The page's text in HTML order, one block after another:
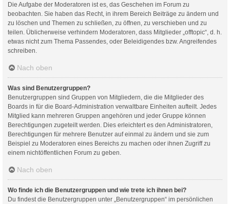
Die Aufgabe der Moderatoren ist es, das Geschehen im Forum zu
beobachten. Sie haben das Recht, in ihrem Bereich Beiträge zu ändern und
zu löschen und Themen zu schließen, zu öffnen, zu verschieben und zu
teilen. Üblicherweise verhindern Moderatoren, dass Mitglieder „offtopic“, d. h.
etwas nicht zum Thema Passendes, oder Beleidigendes bzw. Angreifendes
schreiben.
Nach oben
Was sind Benutzergruppen?
Benutzergruppen sind Gruppen von Mitgliedern, die die Mitglieder des
Boards in für die Board-Administration verwaltbare Einheiten aufteilt. Jedes
Mitglied kann mehreren Gruppen angehören und jeder Gruppe können
Berechtigungen zugeteilt werden. Dies erleichtert es den Administratoren,
Berechtigungen für mehrere Benutzer auf einmal zu ändern und sie zum
Beispiel zu Moderatoren eines Bereichs zu machen oder ihnen Zugriff zu
einem nichtöffentlichen Forum zu geben.
Nach oben
Wo finde ich die Benutzergruppen und wie trete ich ihnen bei?
Du findest die Benutzergruppen unter „Benutzergruppen“ im persönlichen